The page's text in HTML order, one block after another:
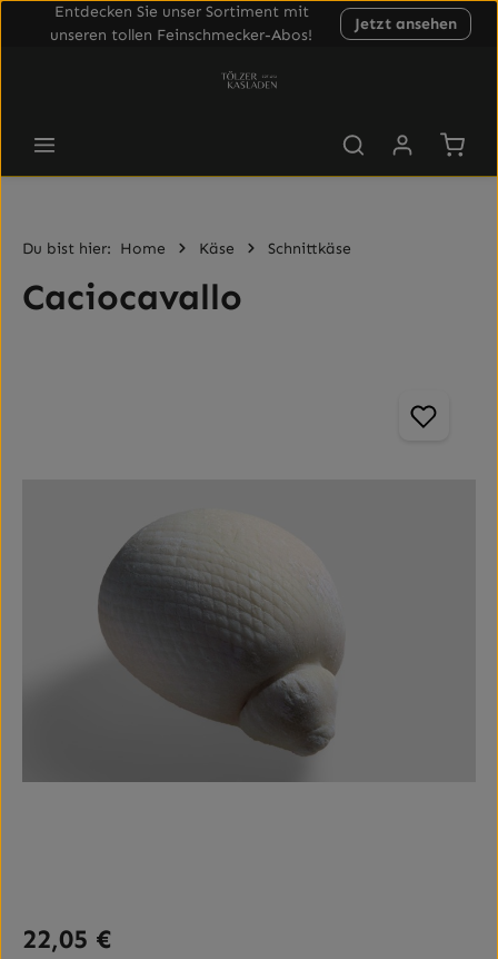
Entdecken Sie unser Sortiment mit
unseren tollen Feinschmecker-Abos!
Jetzt ansehen
Du bist hier: Home Käse Schnittkäse
Caciocavallo
Regulärer Preis:
22,05 €